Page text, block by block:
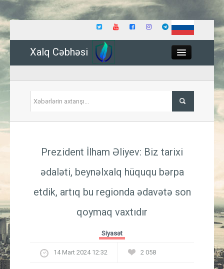
Xalq Cəbhəsi
İqtisadiyyat
Hadisə
Prezident İlham Əliyev: Biz tarixi
ədaləti, beynəlxalq hüququ bərpa
etdik, artıq bu regionda ədavətə son
qoymaq vaxtıdır
Siyasət
14 Mart 2024 12:32 2 058